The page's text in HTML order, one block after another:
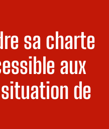
sa charte
aux
de